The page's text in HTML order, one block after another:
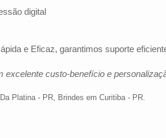
digital
e Eficaz, garantimos suporte
custo-benefício e
Platina - PR, Brindes em Curitiba - PR.